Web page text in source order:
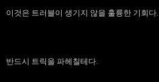
이것은 트러블이 생기지 않을 훌륭한 기회다.
반드시 트릭을 파헤칠테다.